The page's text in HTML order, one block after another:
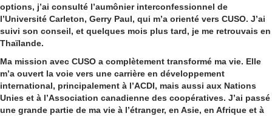
options, j’ai consulté l’aumônier interconfessionnel de
l’Université Carleton, Gerry Paul, qui m’a orienté vers CUSO. J’ai
suivi son conseil, et quelques mois plus tard, je me retrouvais en
Thaïlande.
Ma mission avec CUSO a complètement transformé ma vie. Elle
m’a ouvert la voie vers une carrière en développement
international, principalement à l’ACDI, mais aussi aux Nations
Unies et à l’Association canadienne des coopératives. J’ai passé
une grande partie de ma vie à l’étranger, en Asie, en Afrique et à